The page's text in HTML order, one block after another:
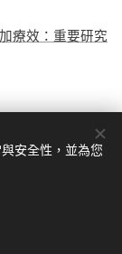
療效：重要研究
安全性，並為您